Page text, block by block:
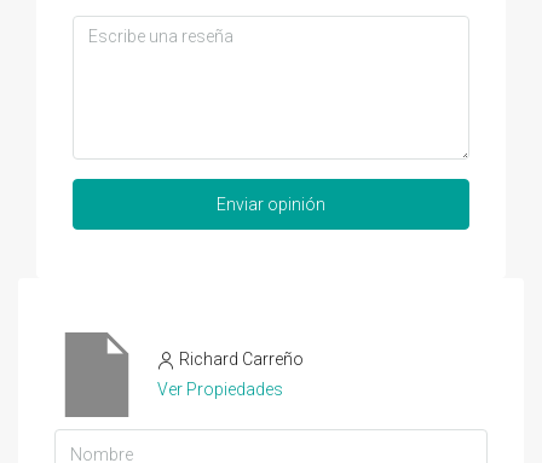
Enviar opinión
Richard Carreño
Ver Propiedades